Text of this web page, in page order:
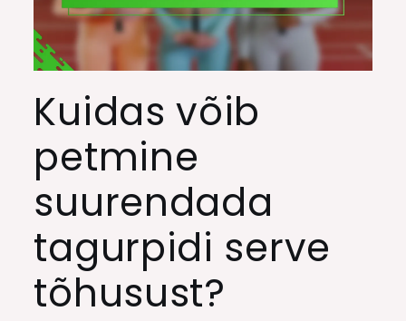
Kuidas võib
petmine
suurendada
tagurpidi serve
tõhusust?